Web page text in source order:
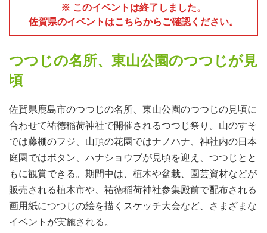
※ このイベントは終了しました。
佐賀県のイベントはこちらからご確認ください。
つつじの名所、東山公園のつつじが見
頃
佐賀県鹿島市のつつじの名所、東山公園のつつじの見頃に
合わせて祐徳稲荷神社で開催されるつつじ祭り。山のすそ
では藤棚のフジ、山頂の花園ではナノハナ、神社内の日本
庭園ではボタン、ハナショウブが見頃を迎え、つつじとと
もに観賞できる。期間中は、植木や盆栽、園芸資材などが
販売される植木市や、祐徳稲荷神社参集殿前で配布される
画用紙につつじの絵を描くスケッチ大会など、さまざまな
イベントが実施される。